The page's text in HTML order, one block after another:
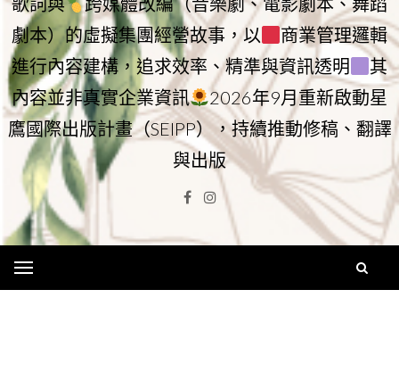
劇本）的虛擬集團經營故事，以
商業管理邏輯
進行內容建構，追求效率、精準與資訊透明
其
內容並非真實企業資訊
2026年9月重新啟動星
鷹國際出版計畫（SEIPP），持續推動修稿、翻譯
與出版
Facebook
Instagram